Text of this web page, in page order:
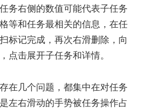
务右侧的数值可能代表子任务
等和任务最相关的信息，在任
标记完成，再次右滑删除，向
点击展开子任务和详情。
在几个问题，都集中在对任务
左右滑动的手势被任务操作占